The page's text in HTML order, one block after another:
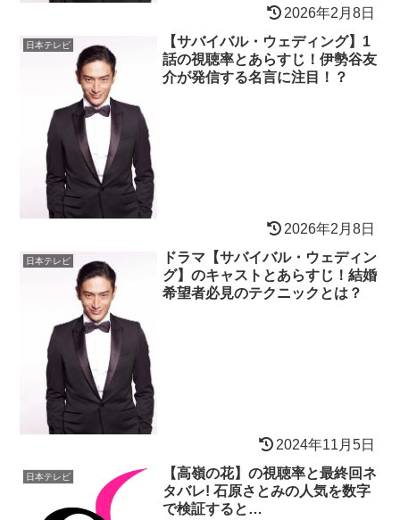
2026年2月8日
日本テレビ
【サバイバル・ウェディング】1
話の視聴率とあらすじ！伊勢谷友
介が発信する名言に注目！？
2026年2月8日
日本テレビ
ドラマ【サバイバル・ウェディン
グ】のキャストとあらすじ！結婚
希望者必見のテクニックとは？
2024年11月5日
日本テレビ
【高嶺の花】の視聴率と最終回ネ
タバレ! 石原さとみの人気を数字
で検証すると…